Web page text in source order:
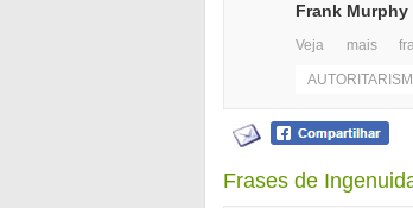
Frank Murphy
Veja mais
Frases de